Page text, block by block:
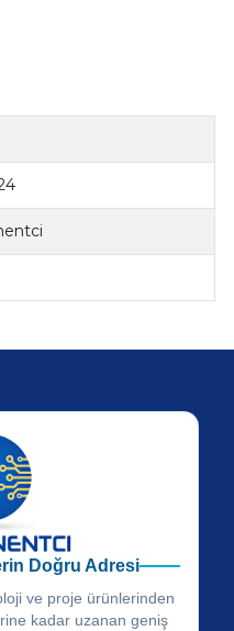
Doğru Adresi
ve proje ürünlerinden
kadar uzanan geniş